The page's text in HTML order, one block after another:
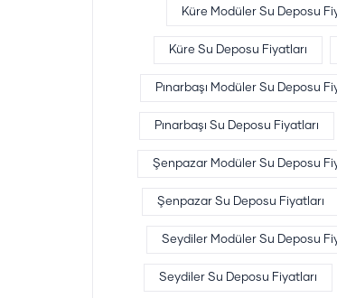
Küre Modüler Su Deposu
Küre Su Deposu Fiyatları
Pınarbaşı Modüler Su Deposu
Pınarbaşı Su Deposu Fiyatları
Şenpazar Modüler Su Deposu
Şenpazar Su Deposu Fiyatları
Seydiler Modüler Su Deposu
Seydiler Su Deposu Fiyatları